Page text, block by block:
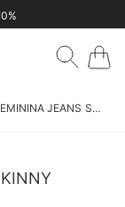
CALÇA FEMININA JEANS SOFIA SKINNY